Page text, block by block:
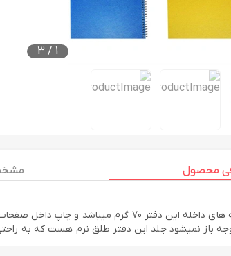
1
/
3
محصول
دفتر 100 برگ طلقی برگه های داخله
باز نمیشود جلد این دفتر طلق نرم هست که به